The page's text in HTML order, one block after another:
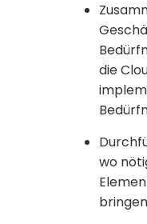
die
wo